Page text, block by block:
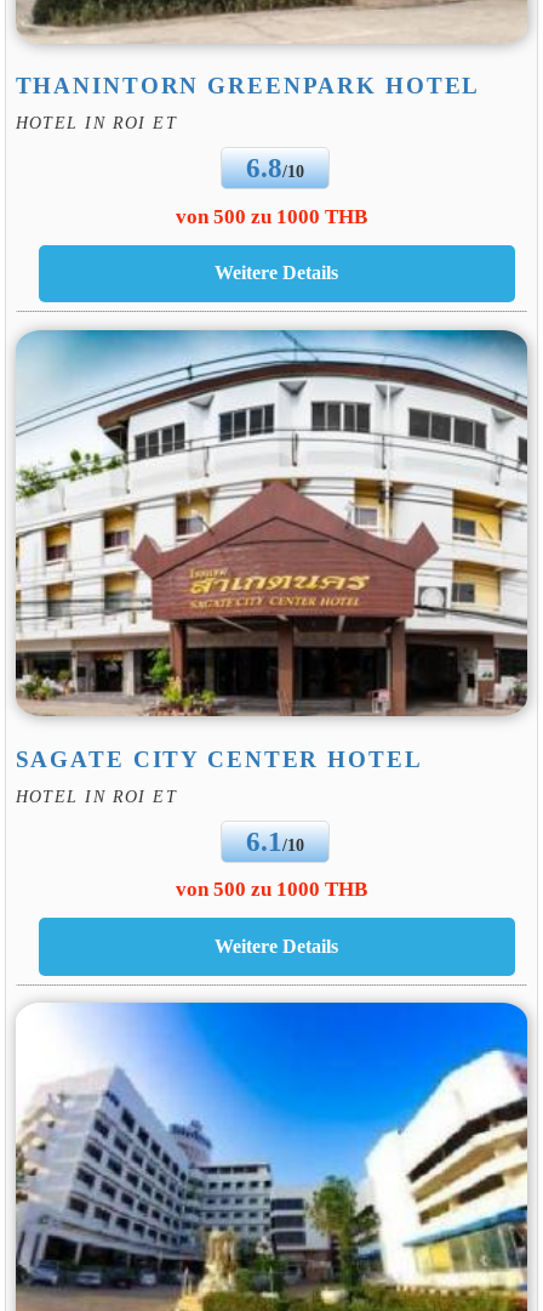
THANINTORN GREENPARK HOTEL
HOTEL IN ROI ET
6.8/10
von 500 zu 1000 THB
SAGATE CITY CENTER HOTEL
HOTEL IN ROI ET
6.1/10
von 500 zu 1000 THB